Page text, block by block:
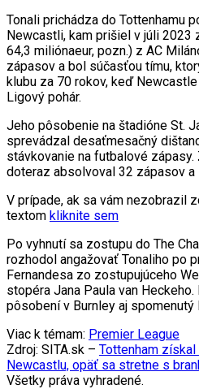
Tonali prichádza do Tottenhamu
Newcastli, kam prišiel v júli 2023
64,3 miliónaeur, pozn.) z AC
zápasov a bol súčasťou tímu,
klubu za 70 rokov, keď
Ligový pohár.
Jeho pôsobenie na štadióne St.
sprevádzal desaťmesačný
stávkovanie na futbalové
doteraz absolvoval 32 zápasov
V prípade, ak sa vám nezobrazil
textom kliknite sem
Po vyhnutí sa zostupu do The
rozhodol angažovať Tonaliho po
Fernandesa zo zostupujúceho
stopéra Jana Paula van Heckeho.
pôsobení v Burnley aj spomenutý
Viac k témam: Premier League
Zdroj: SITA.sk – Tottenham získal
Newcastlu, opäť sa stretne s
Všetky práva vyhradené.